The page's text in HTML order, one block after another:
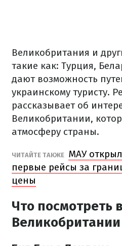
Великобритания и
такие как: Турция,
дают возможность
украинскому туристу.
рассказывает об
Великобритании,
атмосферу страны.
ЧИТАЙТЕ ТАКЖЕ МАУ
первые рейсы за
цены
Что посмотреть в
Великобритании